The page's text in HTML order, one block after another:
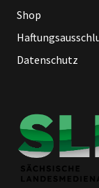
Shop
Datenschutz